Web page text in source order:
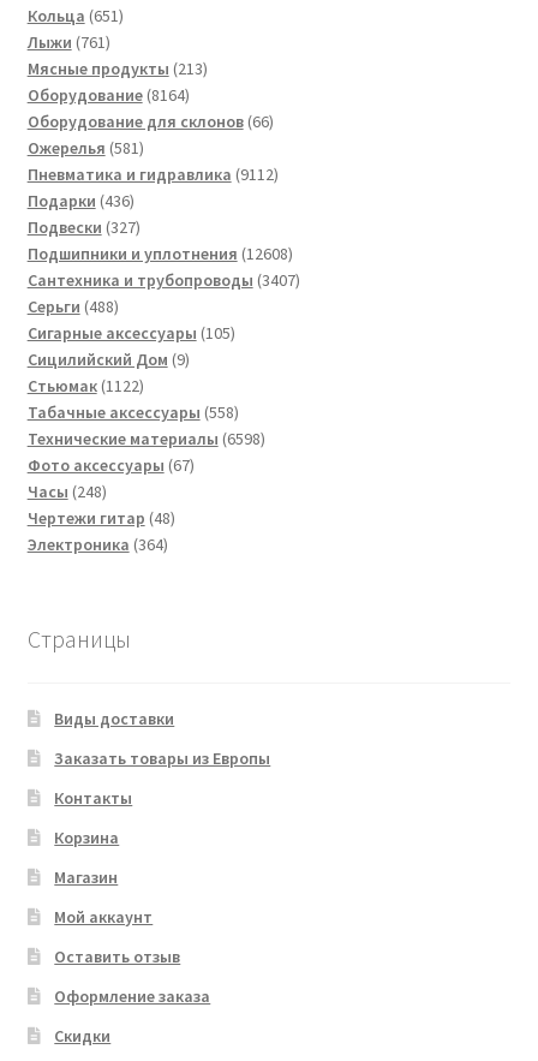
Кольца 651651
Лыжи 761761
товар
Мясные продукты 213213
Оборудование 81648164
товара
Оборудование для склонов 6666
Ожерелья 581581
товар
Пневматика и гидравлика 91129112
Подарки 436436
товаров
Подвески 327327
товаров
Подшипники и уплотнения 1260812608
товаров
Сантехника и трубопроводы 34073407
Серьги 488488
товаров
Сигарные аксессуары 105105
Сицилийский Дом 99
Стьюмак 11221122
товара
Табачные аксессуары 558558
товаров
Технические материалы 65986598
Фото аксессуары 6767
Часы 248248
товаров
Чертежи гитар 4848
Электроника 364364
Страницы
Виды доставки
Заказать товары из Европы
Контакты
Корзина
Магазин
Мой аккаунт
Оставить отзыв
Оформление заказа
Скидки